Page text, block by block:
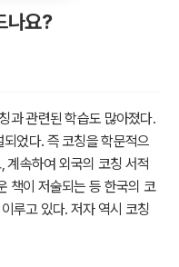
나요?
과 관련된 학습도 많아졌다.
었다. 즉 코칭을 학문적으
계속하여 외국의 코칭 서적
책이 저술되는 등 한국의 코
루고 있다. 저자 역시 코칭